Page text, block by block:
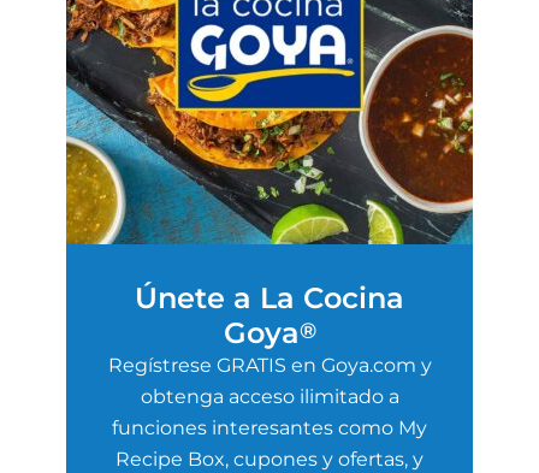
Únete a La Cocina
Goya®
Regístrese GRATIS en Goya.com y
obtenga acceso ilimitado a
funciones interesantes como My
Recipe Box, cupones y ofertas, y